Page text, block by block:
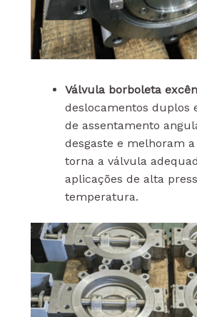
Válvula borboleta
deslocamentos duplos
de assentamento
desgaste e melhoram a
torna a válvula
aplicações de alta
temperatura.